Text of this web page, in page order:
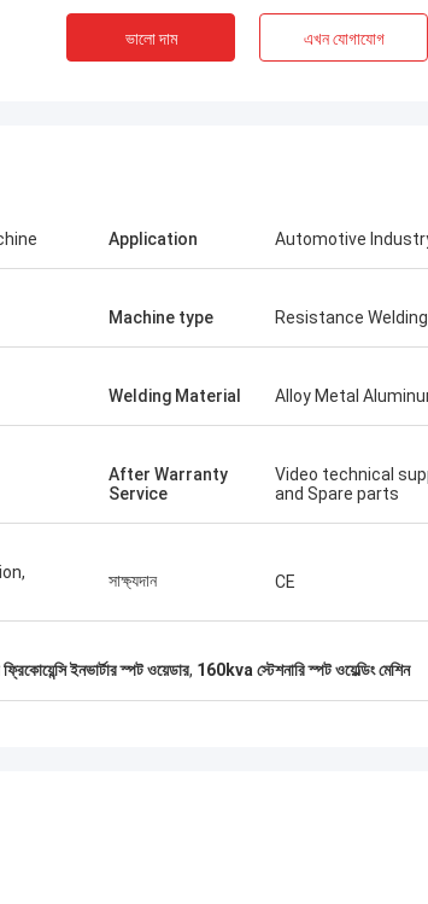
পোল্যান্ড থেকে ক্রিস চুরচাক
বিভাগ প্রসারিত করতে পারেন। আপনার যদি আরও
উদাহরণ বা আরও কাস্টমাইজেশনের প্রয়োজন হয়, তাহলে
জানান!
ভালো দাম এখন যোগাযোগ
Application Automotive
Machine type Resistance
Welding Material Alloy Metal
After Warranty
Service
Video technical
and Spare parts
সাক্ষ্যদান CE
ফ্রিকোয়েন্সি ইনভার্টার স্পট ওয়েডার, 160kva স্টেশনারি স্পট ওয়েল্ডিং মেশিন